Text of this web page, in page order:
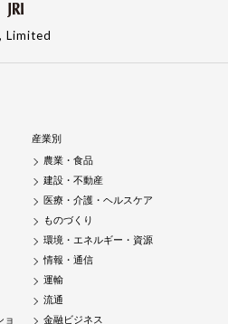
Limited
ョ
産業別
農業・食品
建設・不動産
医療・介護・ヘルスケア
ものづくり
環境・エネルギー・資源
情報・通信
運輸
流通
金融ビジネス